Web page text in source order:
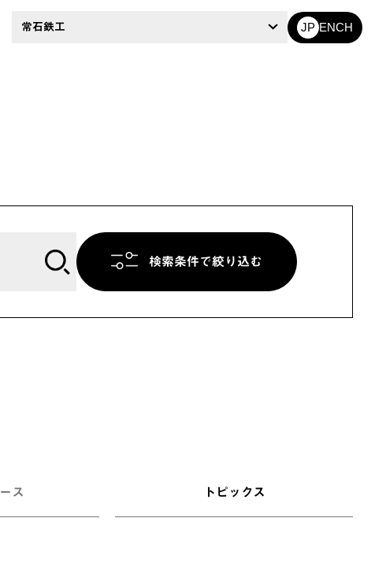
常石鉄工 JP ENCH
検索条件で絞り込む
ス トピックス